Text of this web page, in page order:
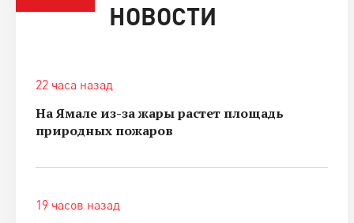
НОВОСТИ
22 часа назад
На Ямале из-за жары растет площадь
природных пожаров
19 часов назад